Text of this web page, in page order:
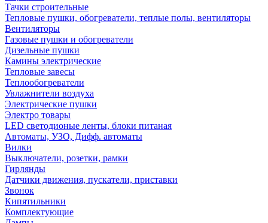
Тачки строительные
Тепловые пушки, обогреватели, теплые полы, вентиляторы
Вентиляторы
Газовые пушки и обогреватели
Дизельные пушки
Камины электрические
Тепловые завесы
Теплообогреватели
Увлажнители воздуха
Электрические пушки
Электро товары
LED светодионые ленты, блоки питаная
Автоматы, УЗО, Дифф. автоматы
Вилки
Выключатели, розетки, рамки
Гирлянды
Датчики движения, пускатели, приставки
Звонок
Кипятильники
Комплектующие